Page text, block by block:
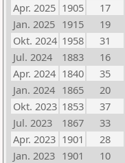
Apr. 2025 1905 17
Jan. 2025 1915 19
Okt. 2024 1958 31
Jul. 2024
1883 16
Apr. 2024 1840 35
Jan. 2024 1865 20
Okt. 2023 1853 37
Jul. 2023
1867 33
Apr. 2023 1901 28
Jan. 2023 1901 10